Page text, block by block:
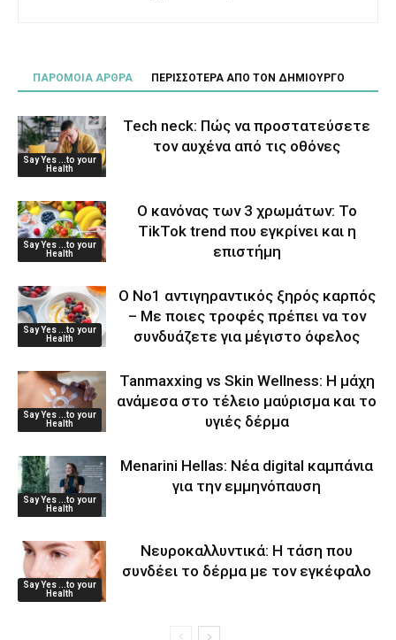
ΠΑΡΟΜΟΙΑ ΑΡΘΡΑ ΠΕΡΙΣΣΟΤΕΡΑ ΑΠΟ ΤΟΝ ΔΗΜΙΟΥΡΓΟ
Say Yes ...to your
Health
Tech neck: Πώς να προστατεύσετε
τον αυχένα από τις οθόνες
Say Yes ...to your
Health
Ο κανόνας των 3 χρωμάτων: Το
TikTok trend που εγκρίνει και η
επιστήμη
Say Yes ...to your
Health
Ο Νο1 αντιγηραντικός ξηρός καρπός
– Με ποιες τροφές πρέπει να τον
συνδυάζετε για μέγιστο όφελος
Say Yes ...to your
Health
Tanmaxxing vs Skin Wellness: Η μάχη
ανάμεσα στο τέλειο μαύρισμα και το
υγιές δέρμα
Say Yes ...to your
Health
Menarini Hellas: Νέα digital καμπάνια
για την εμμηνόπαυση
Say Yes ...to your
Health
Νευροκαλλυντικά: Η τάση που
συνδέει το δέρμα με τον εγκέφαλο